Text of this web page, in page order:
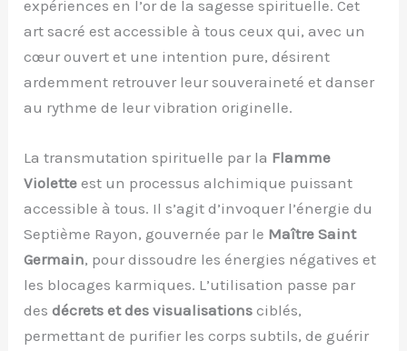
expériences en l’or de la sagesse spirituelle. Cet
art sacré est accessible à tous ceux qui, avec un
cœur ouvert et une intention pure, désirent
ardemment retrouver leur souveraineté et danser
au rythme de leur vibration originelle.
La transmutation spirituelle par la Flamme
Violette est un processus alchimique puissant
accessible à tous. Il s’agit d’invoquer l’énergie du
Septième Rayon, gouvernée par le Maître Saint
Germain, pour dissoudre les énergies négatives et
les blocages karmiques. L’utilisation passe par
desdécrets et des visualisations ciblés,
permettant de purifier les corps subtils, de guérir